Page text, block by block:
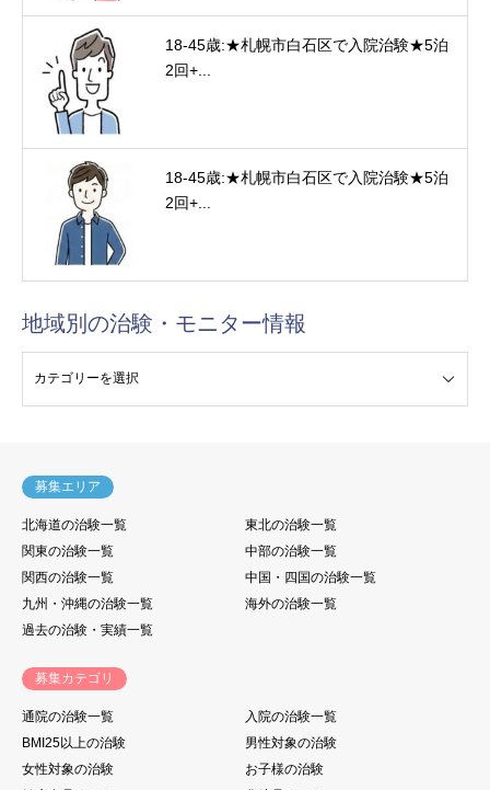
18-45歳:★札幌市白石区で入院治験★5泊
2回+...
18-45歳:★札幌市白石区で入院治験★5泊
2回+...
地域別の治験・モニター情報
募集エリア
北海道の治験一覧
東北の治験一覧
関東の治験一覧
中部の治験一覧
関西の治験一覧
中国・四国の治験一覧
九州・沖縄の治験一覧
海外の治験一覧
過去の治験・実績一覧
募集カテゴリ
通院の治験一覧
入院の治験一覧
BMI25以上の治験
男性対象の治験
女性対象の治験
お子様の治験